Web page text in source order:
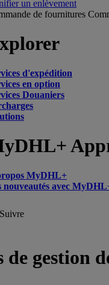
un enlèvement
de fournitures
d'expédition
en option
Douaniers
MyDHL+
nouveautés avec
Suivre
de gestion